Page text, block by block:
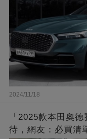
2024/11/18
「2025款本田奧
待，網友：必買清